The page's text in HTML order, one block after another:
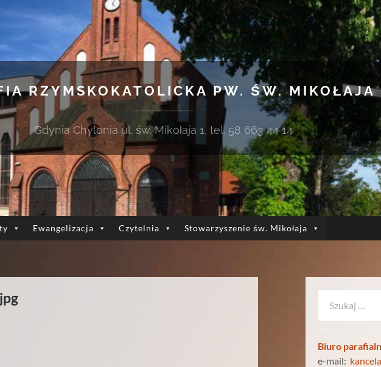
RZYMSKOKATOLICKA PW. ŚW. MIKOŁAJA
Gdynia Chylonia ul. św. Mikołaja 1, tel. 58 663 44 14
Ewangelizacja Czytelnia Stowarzyszenie św. Mikołaja
Biuro
e-mail: